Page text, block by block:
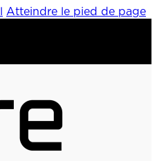
Atteindre le pied de page